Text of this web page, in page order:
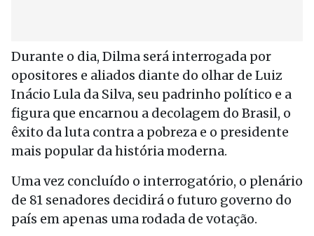
Durante o dia, Dilma será interrogada por
opositores e aliados diante do olhar de Luiz
Inácio Lula da Silva, seu padrinho político e a
figura que encarnou a decolagem do Brasil, o
êxito da luta contra a pobreza e o presidente
mais popular da história moderna.
Uma vez concluído o interrogatório, o plenário
de 81 senadores decidirá o futuro governo do
país em apenas uma rodada de votação.